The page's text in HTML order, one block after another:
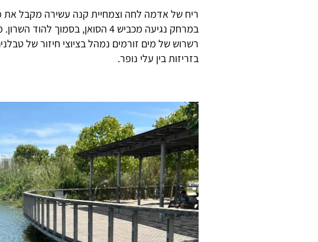
ריח של אדמה לחה וצמחיית קנה עשירה מקבל את
במרחק נגיעה מכביש 4 הסואן,
רשרוש של מים זורמים נמהל בציוצי חיזור של
בזריזות בין עלי נופר.